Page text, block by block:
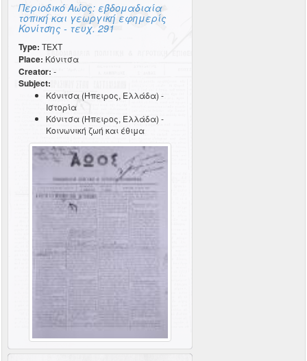
Περιοδικό Αώος: εβδομαδιαία
τοπική και γεωργική εφημερίς
Κονίτσης - τευχ. 291
Type: TEXT
Place: Κόνιτσα
Creator: -
Subject:
Κόνιτσα (Ήπειρος, Ελλάδα) -
Ιστορία
Κόνιτσα (Ήπειρος, Ελλάδα) -
Κοινωνική ζωή και έθιμα